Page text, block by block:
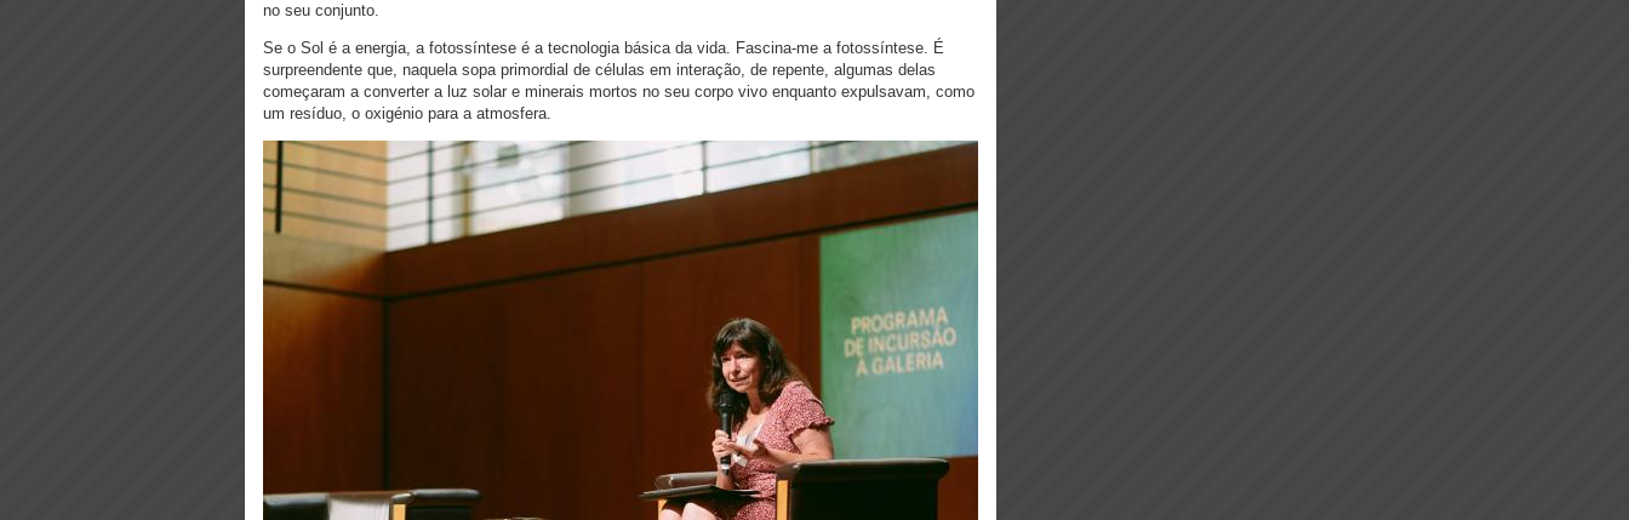
no seu conjunto.
Se o Sol é a energia, a fotossíntese é a tecnologia básica da vida. Fascina-me a fotossíntese. É
surpreendente que, naquela sopa primordial de células em interação, de repente, algumas delas
começaram a converter a luz solar e minerais mortos no seu corpo vivo enquanto expulsavam, como
um resíduo, o oxigénio para a atmosfera.